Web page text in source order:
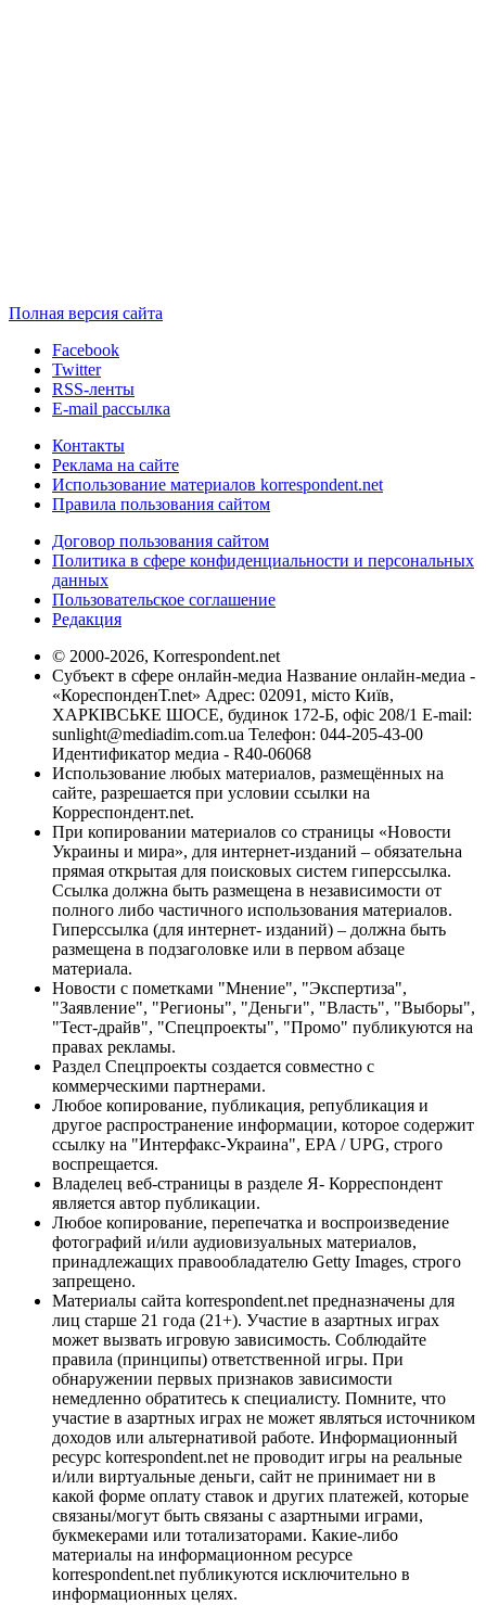
Полная версия сайта
Facebook
Twitter
RSS-ленты
E-mail рассылка
Контакты
Реклама на сайте
Использование материалов korrespondent.net
Правила пользования сайтом
Договор пользования сайтом
Политика в сфере конфиденциальности и персональных
данных
Пользовательское соглашение
Редакция
© 2000-2026, Korrespondent.net
Субъект в сфере онлайн-медиа Название онлайн-медиа -
«КореспонденТ.net» Адрес: 02091, місто Київ,
ХАРКІВСЬКЕ ШОСЕ, будинок 172-Б, офіс 208/1 E-mail:
sunlight@mediadim.com.ua Телефон: 044-205-43-00
Идентификатор медиа - R40-06068
Использование любых материалов, размещённых на
сайте, разрешается при условии ссылки на
Корреспондент.net.
При копировании материалов со страницы «Новости
Украины и мира», для интернет-изданий – обязательна
прямая открытая для поисковых систем гиперссылка.
Ссылка должна быть размещена в независимости от
полного либо частичного использования материалов.
Гиперссылка (для интернет- изданий) – должна быть
размещена в подзаголовке или в первом абзаце
материала.
Новости с пометками "Мнение", "Экспертиза",
"Заявление", "Регионы", "Деньги", "Власть", "Выборы",
"Тест-драйв", "Спецпроекты", "Промо" публикуются на
правах рекламы.
Раздел Спецпроекты создается совместно с
коммерческими партнерами.
Любое копирование, публикация, републикация и
другое распространение информации, которое содержит
ссылку на "Интерфакс-Украина", EPA / UPG, строго
воспрещается.
Владелец веб-страницы в разделе Я- Корреспондент
является автор публикации.
Любое копирование, перепечатка и воспроизведение
фотографий и/или аудиовизуальных материалов,
принадлежащих правообладателю Getty Images, строго
запрещено.
Материалы сайта korrespondent.net предназначены для
лиц старше 21 года (21+). Участие в азартных играх
может вызвать игровую зависимость. Соблюдайте
правила (принципы) ответственной игры. При
обнаружении первых признаков зависимости
немедленно обратитесь к специалисту. Помните, что
участие в азартных играх не может являться источником
доходов или альтернативой работе. Информационный
ресурс korrespondent.net не проводит игры на реальные
и/или виртуальные деньги, сайт не принимает ни в
какой форме оплату ставок и других платежей, которые
связаны/могут быть связаны с азартными играми,
букмекерами или тотализаторами. Какие-либо
материалы на информационном ресурсе
korrespondent.net публикуются исключительно в
информационных целях.